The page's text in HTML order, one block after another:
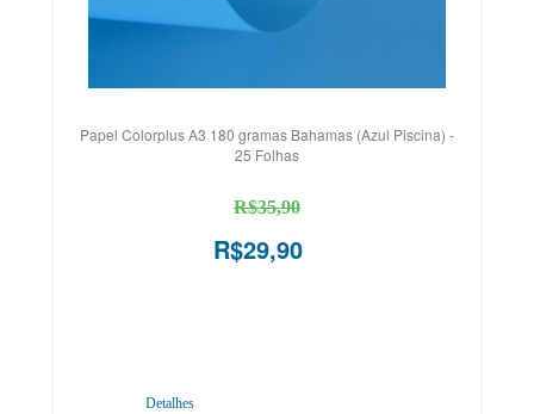
Papel Colorplus A3 180 gramas Bahamas (Azul Piscina) -
25 Folhas
R$35,90
R$29,90
Detalhes